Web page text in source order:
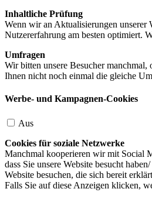
Inhaltliche Prüfung
Wenn wir an Aktualisierungen unserer
Nutzererfahrung am besten optimiert.
Umfragen
Wir bitten unsere Besucher
Ihnen nicht noch einmal die gleiche
Werbe- und Kampagnen-Cookies
Aus
Cookies für soziale Netzwerke
Manchmal kooperieren wir mit Social
dass Sie unsere Website besucht
Website besuchen, die sich bereit
Falls Sie auf diese Anzeigen klicken,